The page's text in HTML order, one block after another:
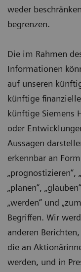
weder
begrenzen.
Die im Rahmen
Informationen
auf unseren
künftige
künftige Siemens
oder
Aussagen
erkennbar an
„prognostizieren“,
„planen“,
„werden“ und
Begriffen. Wir
anderen
die an
werden, und in